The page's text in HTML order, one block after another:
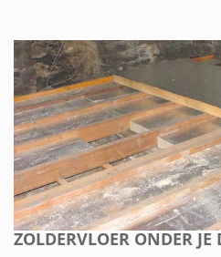
ZOLDERVLOER ONDER JE